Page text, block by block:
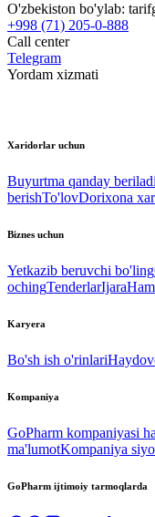
O'zbekiston bo'ylab:
+998 (71) 205-0-888
Call center
Telegram
Yordam xizmati
Xaridorlar uchun
Buyurtma qanday beriladi
berishTo'lovDorixona
Biznes uchun
Yetkazib beruvchi bo'ling
ochingTenderlarIjara
Karyera
Bo'sh ish o'rinlari
Kompaniya
GoPharm kompaniyasi
ma'lumotKompaniya
GoPharm ijtimoiy tarmoqlarda